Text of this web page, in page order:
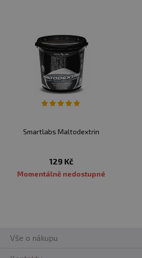
Smartlabs Maltodextrin
129 Kč
Momentálně nedostupné
Vše o nákupu